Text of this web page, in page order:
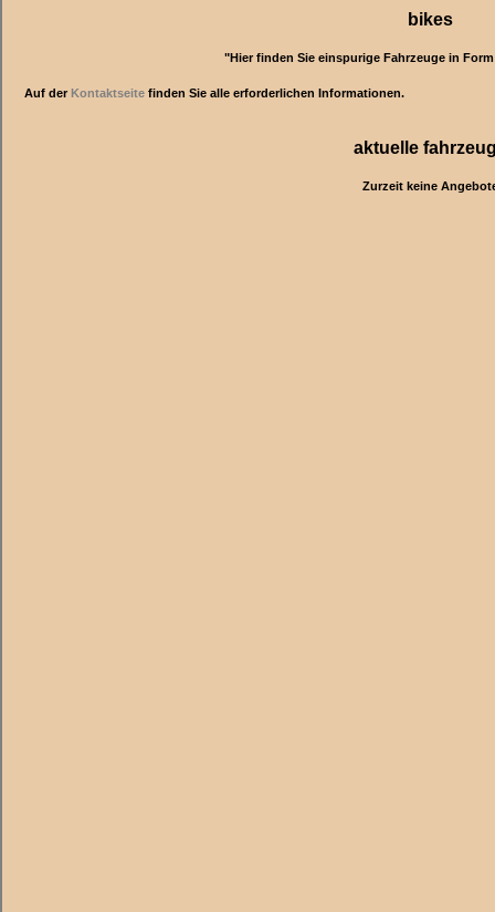
bikes
"Hier finden Sie einspurige Fahrzeuge in
Auf derKontaktseite finden Sie alle erforderlichen Informationen.
aktuelle
Zurzeit keine